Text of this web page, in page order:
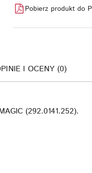
Pobierz produkt do
I OCENY (0)
(292.0141.252).